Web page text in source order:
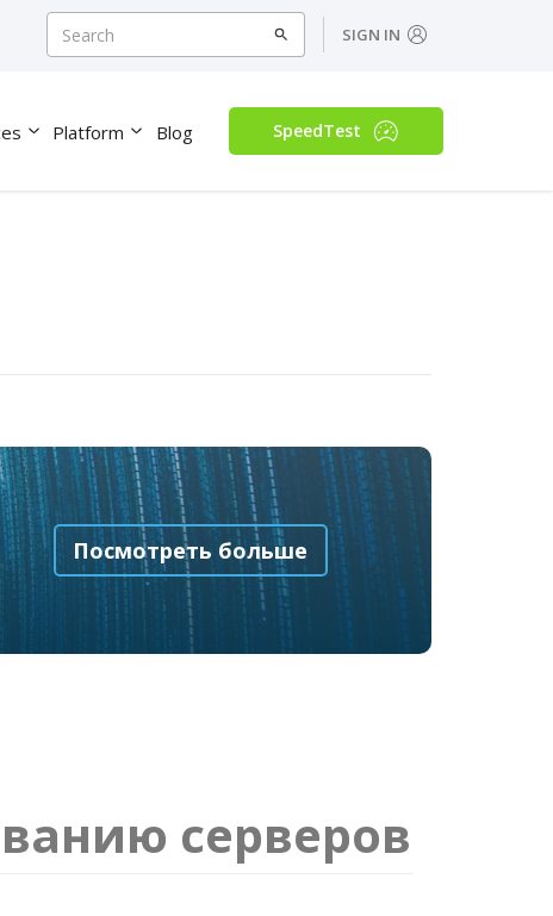
SIGN IN
Platform Blog SpeedTest
Посмотреть больше
серверов